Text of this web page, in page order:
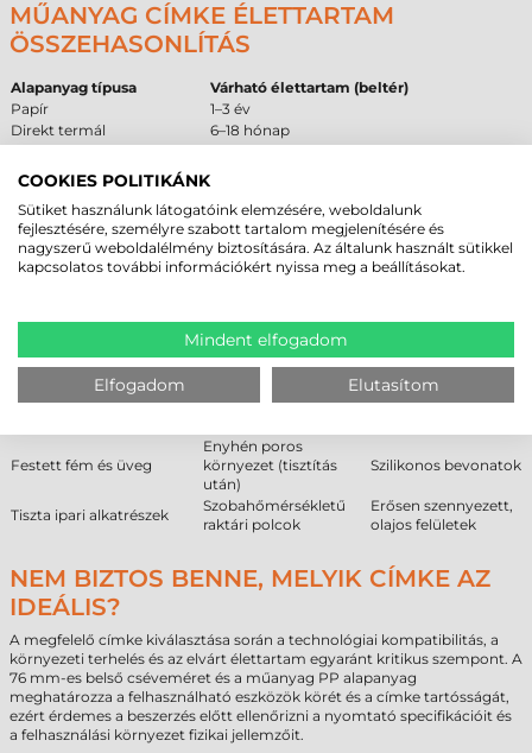
MŰANYAG CÍMKE ÉLETTARTAM
ÖSSZEHASONLÍTÁS
Alapanyag típusa
Várható élettartam (beltér)
Papír
1–3 év
Direkt termál
6–18 hónap
AJÁNLOTT ÉS NEM AJÁNLOTT
FELÜLETEK
Az alábbi táblázat segítséget nyújt a beszerzési döntés meghozatalában,
Feltételes
Alacsony felületi energiájú
műanyag (PE, PP)
Enyhén érdes
Jeges, deres vagy
vizes felületek
Strukturált ipari
Porózus karton és
Festett fém és üveg
Enyhén poros
környezet (tisztítás
után)
Szilikonos bevonatok
Tiszta ipari alkatrészek
Szobahőmérsékletű
raktári polcok
Erősen szennyezett,
olajos felületek
NEM BIZTOS BENNE, MELYIK CÍMKE AZ
IDEÁLIS?
A megfelelő címke kiválasztása során a technológiai kompatibilitás, a
környezeti terhelés és az elvárt élettartam egyaránt kritikus szempont. A
76 mm-es belső cséveméret és a műanyag PP alapanyag
meghatározza a felhasználható eszközök körét és a címke tartósságát,
ezért érdemes a beszerzés előtt ellenőrizni a nyomtató specifikációit és
a felhasználási környezet fizikai jellemzőit.
COOKIES POLITIKÁNK
Sütiket használunk látogatóink elemzésére, weboldalunk
fejlesztésére, személyre szabott tartalom megjelenítésére és
nagyszerű weboldalélmény biztosítására. Az általunk használt sütikkel
kapcsolatos további információkért nyissa meg a beállításokat.
Mindent elfogadom
Elfogadom Elutasítom